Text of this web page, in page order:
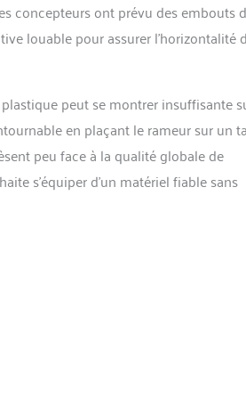
concepteurs ont prévu des embouts
louable pour assurer l’horizontalité
peut se montrer insuffisante
en plaçant le rameur sur un
peu face à la qualité globale de
s’équiper d’un matériel fiable sans